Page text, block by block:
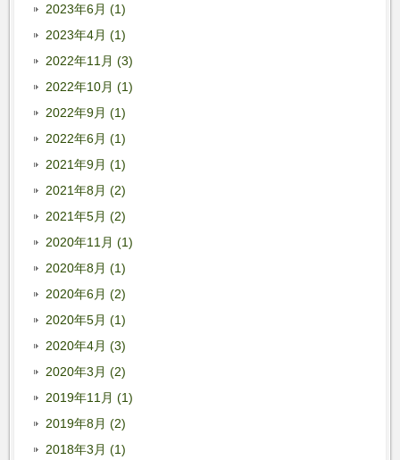
2023年6月 (1)
2023年4月 (1)
2022年11月 (3)
2022年10月 (1)
2022年9月 (1)
2022年6月 (1)
2021年9月 (1)
2021年8月 (2)
2021年5月 (2)
2020年11月 (1)
2020年8月 (1)
2020年6月 (2)
2020年5月 (1)
2020年4月 (3)
2020年3月 (2)
2019年11月 (1)
2019年8月 (2)
2018年3月 (1)